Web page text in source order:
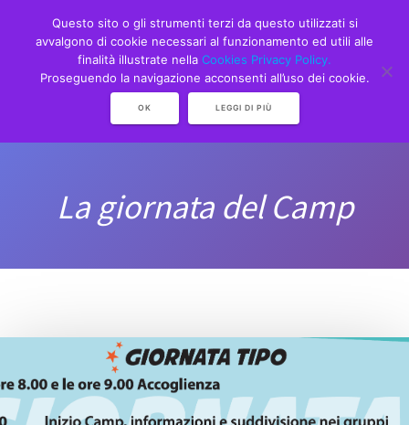
to
content
La giornata del Camp
Questo sito o gli strumenti terzi da questo utilizzati si
avvalgono di cookie necessari al funzionamento ed utili alle
finalità illustrate nella Cookies Privacy Policy.
Proseguendo la navigazione acconsenti all’uso dei cookie.
OK LEGGI DI PIÙ